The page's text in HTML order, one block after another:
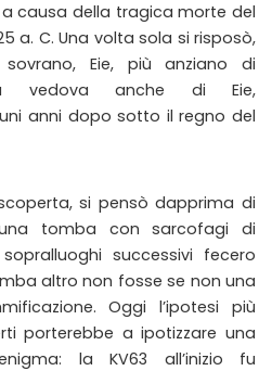
causa della tragica morte del
a. C. Una volta sola si risposò,
Eie, più anziano di
vedova anche di Eie,
anni dopo sotto il regno del
si pensò dapprima di
tomba con sarcofagi di
successivi fecero
altro non fosse se non una
Oggi l’ipotesi più
porterebbe a ipotizzare una
la KV63 all’inizio fu